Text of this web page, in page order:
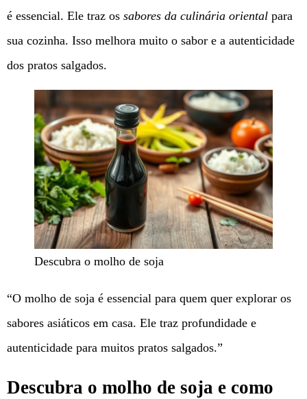
é essencial. Ele traz os sabores da culinária oriental para
sua cozinha. Isso melhora muito o sabor e a autenticidade
dos pratos salgados.
Descubra o molho de soja
“O molho de soja é essencial para quem quer explorar os
sabores asiáticos em casa. Ele traz profundidade e
autenticidade para muitos pratos salgados.”
Descubra o molho de soja e como